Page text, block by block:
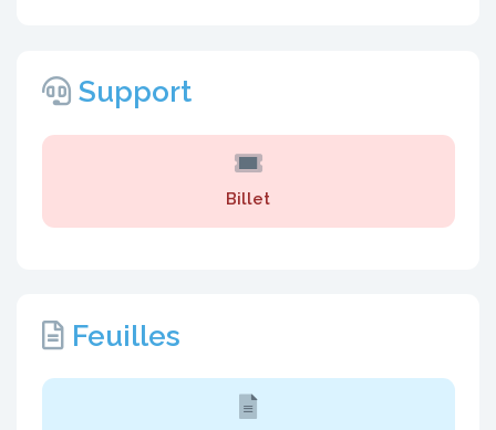
Support
Billet
Feuilles